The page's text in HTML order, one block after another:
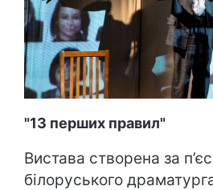
"13 перших правил"
Вистава створена за
білоруського